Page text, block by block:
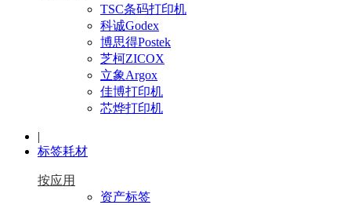
TSC条码打印机
科诚Godex
博思得Postek
芝柯ZICOX
立象Argox
佳博打印机
芯烨打印机
|
标签耗材
按应用
资产标签